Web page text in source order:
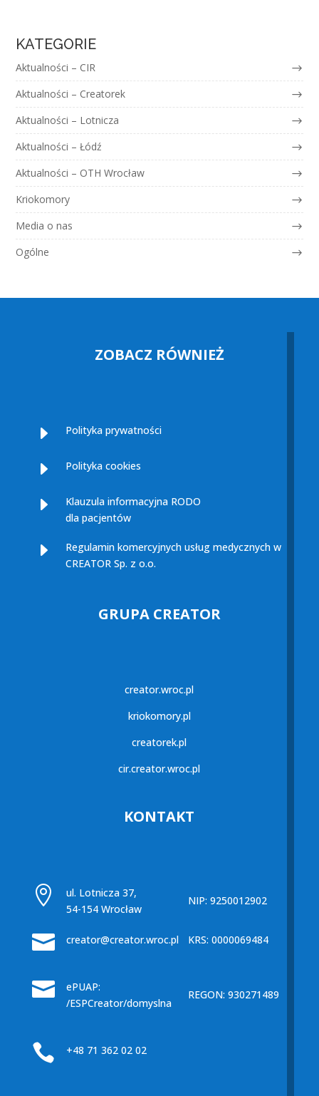
KATEGORIE
Aktualności – CIR
Aktualności – Creatorek
Aktualności – Lotnicza
Aktualności – Łódź
Aktualności – OTH Wrocław
Kriokomory
Media o nas
Ogólne
ZOBACZ RÓWNIEŻ
E Polityka prywatności
E Polityka cookies
E
Klauzula informacyjna RODO
dla pacjentów
E
Regulamin komercyjnych usług medycznych w
CREATOR Sp. z o.o.
GRUPA CREATOR
creator.wroc.pl
kriokomory.pl
creatorek.pl
cir.creator.wroc.pl
KONTAKT

ul. Lotnicza 37,
54-154 Wrocław
NIP: 9250012902
 creator@creator.wroc.pl KRS: 0000069484

ePUAP:
/ESPCreator/domyslna
REGON: 930271489
 +48 71 362 02 02